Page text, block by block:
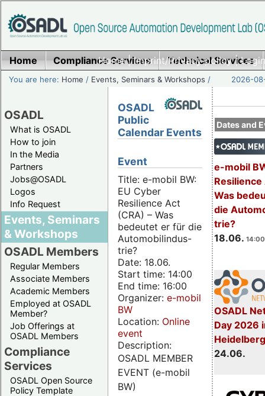
Home|Imprint/Privacy policy|
Home Compliance Services Technical Services
You are here: Home / Events, Seminars & Workshops / 2026-
OSADL
What is OSADL
How to join
In the Media
Partners
Jobs@OSADL
Logos
Info Request
Events, Seminars
& Workshops
OSADL Members
Regular Members
Associate Members
Academic Members
Employed at OSADL
Member?
Job Offerings at
OSADL Members
Compliance
Services
OSADL Open Source
Policy Template
Dates and
e-mobil
Resilience
Was
die
trie?
18.06.
OSADL
Day 2026
24.06.
OSADL
Public
Calendar Events
Event
Title: e-mobil BW:
EU Cyber
Resilience Act
(CRA) – Was
bedeutet er für die
Automobilindus-
trie?
Date: 18.06.
Start time: 14:00
End time: 16:00
Organizer: e-mobil
BW
Location: Online
event
Description:
OSADL MEMBER
EVENT (e-mobil
BW)